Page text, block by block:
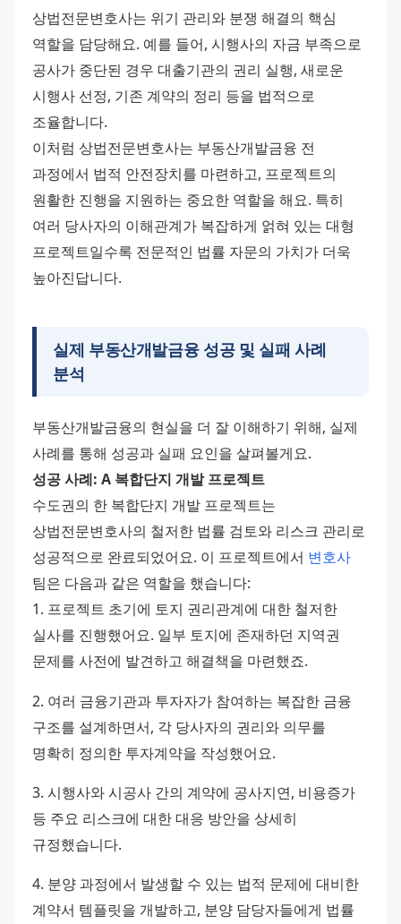
상법전문변호사는 위기 관리와 분쟁 해결의 핵심
역할을 담당해요. 예를 들어, 시행사의 자금 부족으로
공사가 중단된 경우 대출기관의 권리 실행, 새로운
시행사 선정, 기존 계약의 정리 등을 법적으로
조율합니다.
이처럼 상법전문변호사는 부동산개발금융 전
과정에서 법적 안전장치를 마련하고, 프로젝트의
원활한 진행을 지원하는 중요한 역할을 해요. 특히
여러 당사자의 이해관계가 복잡하게 얽혀 있는 대형
프로젝트일수록 전문적인 법률 자문의 가치가 더욱
높아진답니다.
실제 부동산개발금융 성공 및 실패 사례
분석
부동산개발금융의 현실을 더 잘 이해하기 위해, 실제
사례를 통해 성공과 실패 요인을 살펴볼게요.
성공 사례: A 복합단지 개발 프로젝트
수도권의 한 복합단지 개발 프로젝트는
상법전문변호사의 철저한 법률 검토와 리스크 관리로
성공적으로 완료되었어요. 이 프로젝트에서 변호사
팀은 다음과 같은 역할을 했습니다:
1. 프로젝트 초기에 토지 권리관계에 대한 철저한
실사를 진행했어요. 일부 토지에 존재하던 지역권
문제를 사전에 발견하고 해결책을 마련했죠.
2. 여러 금융기관과 투자자가 참여하는 복잡한 금융
구조를 설계하면서, 각 당사자의 권리와 의무를
명확히 정의한 투자계약을 작성했어요.
3. 시행사와 시공사 간의 계약에 공사지연, 비용증가
등 주요 리스크에 대한 대응 방안을 상세히
규정했습니다.
4. 분양 과정에서 발생할 수 있는 법적 문제에 대비한
계약서 템플릿을 개발하고, 분양 담당자들에게 법률